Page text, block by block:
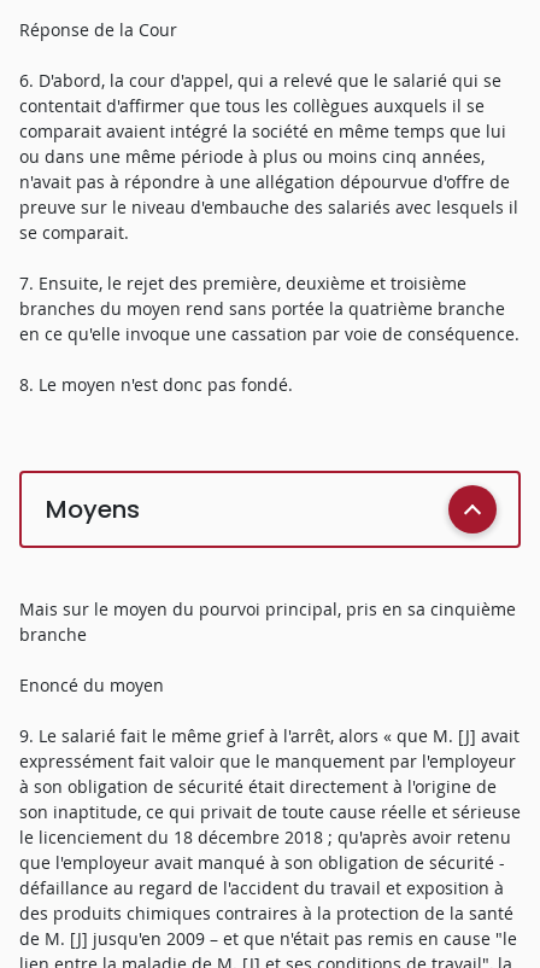
Réponse de la Cour
6. D'abord, la cour d'appel, qui a relevé que le salarié qui se
contentait d'affirmer que tous les collègues auxquels il se
comparait avaient intégré la société en même temps que lui
ou dans une même période à plus ou moins cinq années,
n'avait pas à répondre à une allégation dépourvue d'offre de
preuve sur le niveau d'embauche des salariés avec lesquels il
se comparait.
7. Ensuite, le rejet des première, deuxième et troisième
branches du moyen rend sans portée la quatrième branche
en ce qu'elle invoque une cassation par voie de conséquence.
8. Le moyen n'est donc pas fondé.
Moyens
Mais sur le moyen du pourvoi principal, pris en sa cinquième
branche
Enoncé du moyen
9. Le salarié fait le même grief à l'arrêt, alors « que M. [J] avait
expressément fait valoir que le manquement par l'employeur
à son obligation de sécurité était directement à l'origine de
son inaptitude, ce qui privait de toute cause réelle et sérieuse
le licenciement du 18 décembre 2018 ; qu'après avoir retenu
que l'employeur avait manqué à son obligation de sécurité -
défaillance au regard de l'accident du travail et exposition à
des produits chimiques contraires à la protection de la santé
de M. [J] jusqu'en 2009 – et que n'était pas remis en cause "le